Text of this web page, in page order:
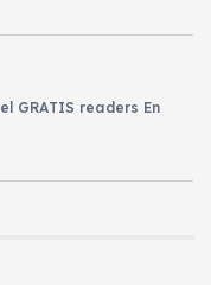
GRATIS readers En